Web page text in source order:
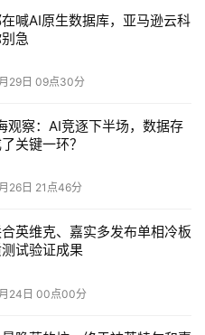
研究院院长赵斌的主持
：究竟是产业趋势？还是一
喊AI原生数据库，亚马逊云科
急
29日 09点30分
观察：AI竞逐下半场，数据存
关键一环？
26日 21点46分
英维克、嘉实多发布单相冷板
试验证成果
24日 00点00分